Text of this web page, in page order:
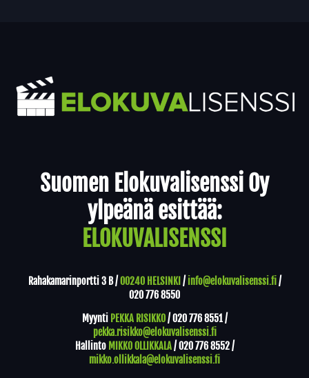
Suomen Elokuvalisenssi Oy
ylpeänä esittää:
ELOKUVALISENSSI
Rahakamarinportti 3 B /00240 HELSINKI / info@elokuvalisenssi.fi/
020 776 8550
Myynti PEKKA RISIKKO/020 776 8551/
pekka.risikko@elokuvalisenssi.fi
Hallinto MIKKO OLLIKKALA/020 776 8552/
mikko.ollikkala@elokuvalisenssi.fi